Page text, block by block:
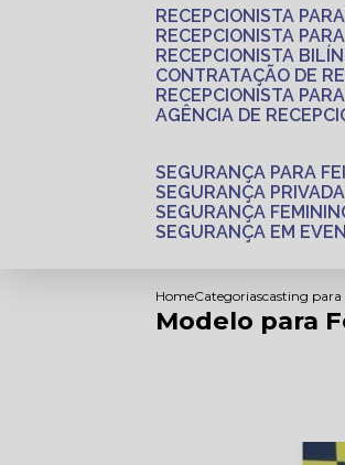
RECEPCIONISTA
RECEPCIONISTA
RECEPCIONISTA
CONTRATAÇÃO DE
RECEPCIONISTA
AGÊNCIA DE
SEGURANÇA PARA
SEGURANÇA
SEGURANÇA
SEGURANÇA EM
HomeCategoriascasting para
Modelo para